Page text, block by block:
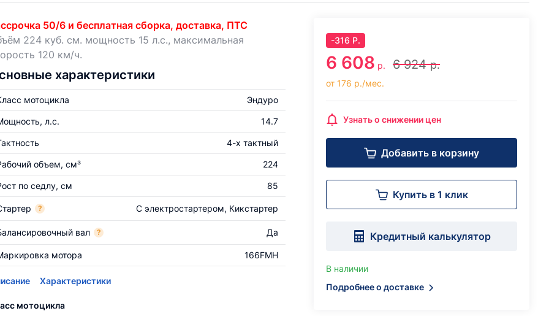
50/6 и бесплатная сборка, доставка, ПТС
224 куб. см. мощность 15 л.с., максимальная
120 км/ч.
характеристики
мотоцикла Эндуро
л.с. 14.7
4-х тактный
объем, см³ 224
по седлу, см 85
? С электростартером, Кикстартер
вал ? Да
мотора 166FMH
Характеристики
мотоцикла
-316 Р.
6 608 р. 6 924 р.
от 176 р./мес.
Узнать о снижении цен
Добавить в корзину
Купить в 1 клик
Кредитный калькулятор
В наличии
Подробнее о доставке